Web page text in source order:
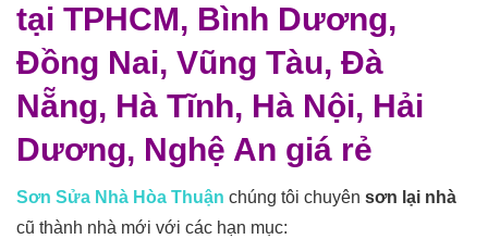
tại TPHCM, Bình Dương,
Đồng Nai, Vũng Tàu, Đà
Nẵng, Hà Tĩnh, Hà Nội, Hải
Dương, Nghệ An giá rẻ
Sơn Sửa Nhà Hòa Thuận chúng tôi chuyên sơn lại nhà
cũ thành nhà mới với các hạn mục: